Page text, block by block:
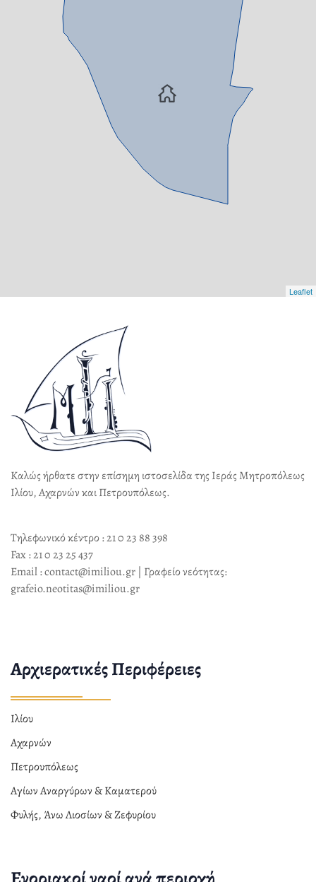
Leaflet
Καλώς ήρθατε στην επίσημη ιστοσελίδα της Ιεράς Μητροπόλεως
Ιλίου, Αχαρνών και Πετρουπόλεως.
Τηλεφωνικό κέντρο : 21 0 23 88 398
Fax : 21 0 23 25 437
Email : contact@imiliou.gr | Γραφείο νεότητας:
grafeio.neotitas@imiliou.gr
Αρχιερατικές Περιφέρειες
Ιλίου
Αχαρνών
Πετρουπόλεως
Αγίων Αναργύρων & Καματερού
Φυλής, Άνω Λιοσίων & Ζεφυρίου